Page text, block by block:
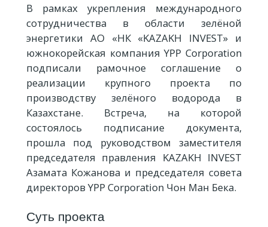
В рамках укрепления международного
сотрудничества в области зелёной
энергетики АО «НК «KAZAKH INVEST» и
южнокорейская компания YPP Corporation
подписали рамочное соглашение о
реализации крупного проекта по
производству зелёного водорода в
Казахстане. Встреча, на которой
состоялось подписание документа,
прошла под руководством заместителя
председателя правления KAZAKH INVEST
Азамата Кожанова и председателя совета
директоров YPP Corporation Чон Ман Бека.
Суть проекта